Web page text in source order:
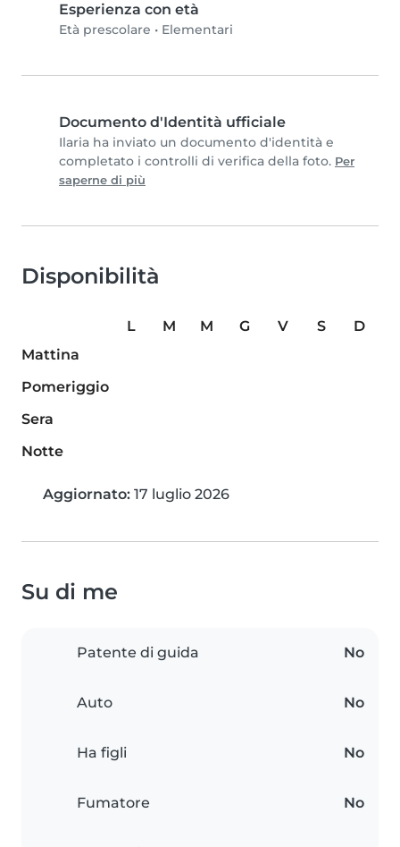
Esperienza con età
Età prescolare • Elementari
Documento d'Identità ufficiale
Ilaria ha inviato un documento d'identità e
completato i controlli di verifica della foto. Per
saperne di più
Disponibilità
L M M G V S
D
Mattina
Pomeriggio
Sera
Notte
Aggiornato: 17 luglio 2026
Su di me
Patente di guida No
Auto No
Ha figli No
Fumatore No